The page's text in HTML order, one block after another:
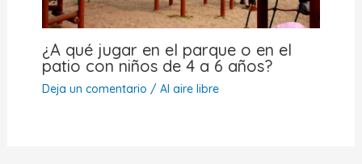
¿A qué jugar en el parque o en el
patio con niños de 4 a 6 años?
Deja un comentario / Al aire libre